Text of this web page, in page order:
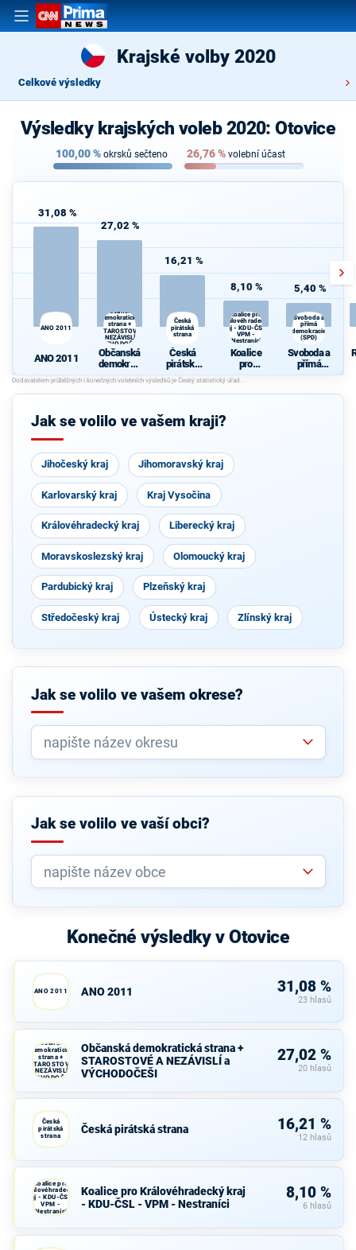
Krajské volby 2020
Celkové výsledky
Výsledky krajských voleb 2020: Otovice
100,00% okrsků sečteno 26,76% volební účast
31,08 %
ANO 2011
ANO 2011
27,02 %
Občanská
demokratická
strana +
STAROSTOVÉ
A NEZÁVISLÍ a
VÝCHODOČEŠI
Občanská
demokrati
cká strana
+
STAROST
NEZÁVISL
ČEŠI
16,21 %
Česká
pirátská
strana
Česká
pirátská
strana
8,10 %
Koalice pro
Královéhradecký
kraj - KDU-ČSL -
VPM -
Nestraníci
Koalice
pro
Královéhra
decký kraj
- KDU-
5,40 %
Svoboda a
přímá
demokracie
(SPD)
Svoboda a
přímá
demokraci
Jak se volilo ve vašem kraji?
Jihočeský kraj Jihomoravský kraj
Karlovarský kraj Kraj Vysočina
Královéhradecký kraj Liberecký kraj
Moravskoslezský kraj Olomoucký kraj
Pardubický kraj Plzeňský kraj
Středočeský kraj Ústecký kraj Zlínský kraj
Jak se volilo ve vašem okrese?
Jak se volilo ve vaší obci?
Konečné výsledky v Otovice
ANO 2011 ANO 2011 31,08 %
23 hlasů
Občanská
demokratická
strana +
STAROSTOVÉ
A NEZÁVISLÍ a
VÝCHODOČEŠI
Občanská demokratická strana +
STAROSTOVÉ A NEZÁVISLÍ a
VÝCHODOČEŠI
27,02 %
20 hlasů
Česká
pirátská
strana
Česká pirátská strana 16,21 %
12 hlasů
Koalice pro
Královéhradecký
kraj - KDU-ČSL -
VPM -
Nestraníci
Koalice pro Královéhradecký kraj
- KDU-ČSL - VPM - Nestraníci
8,10 %
6 hlasů